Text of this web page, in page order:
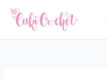
contenido